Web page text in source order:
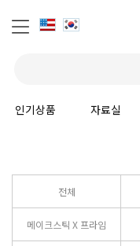
인기상품 자료실
전체
메이크스틱 X 프라임